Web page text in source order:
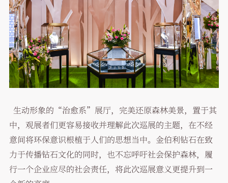
生动形象的“治愈系”展厅，完美还原森林美景，置于其
中，观展者们更容易接收并理解此次巡展的主题，在不经
意间将环保意识根植于人们的思想当中。金伯利钻石在致
力于传播钻石文化的同时，也不忘呼吁社会保护森林，履
行一个企业应尽的社会责任，将此次巡展意义更提升到一